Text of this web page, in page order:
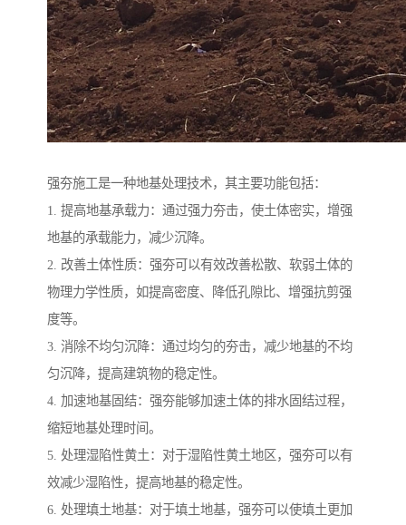
强夯施工是一种地基处理技术，其主要功能包括：
1. 提高地基承载力：通过强力夯击，使土体密实，增强
地基的承载能力，减少沉降。
2. 改善土体性质：强夯可以有效改善松散、软弱土体的
物理力学性质，如提高密度、降低孔隙比、增强抗剪强
度等。
3. 消除不均匀沉降：通过均匀的夯击，减少地基的不均
匀沉降，提高建筑物的稳定性。
4. 加速地基固结：强夯能够加速土体的排水固结过程，
缩短地基处理时间。
5. 处理湿陷性黄土：对于湿陷性黄土地区，强夯可以有
效减少湿陷性，提高地基的稳定性。
6. 处理填土地基：对于填土地基，强夯可以使填土更加